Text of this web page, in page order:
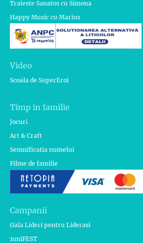
Traieste Sanatos cu Simona
Happy Music cu Marius
Video
Scoala de SuperEroi
Timp in familie
Jocuri
Art & Craft
Semnificatia numelui
Filme de familie
Campanii
Gala Lideri pentru Liderasi
1uniFEST